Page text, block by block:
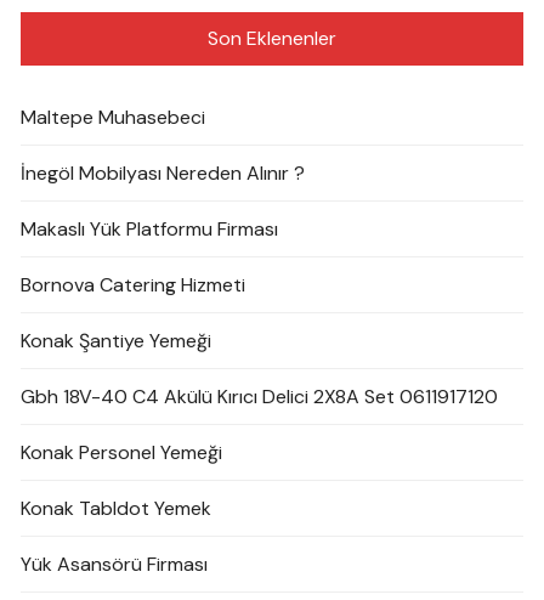
Son Eklenenler
Maltepe Muhasebeci
İnegöl Mobilyası Nereden Alınır ?
Makaslı Yük Platformu Firması
Bornova Catering Hizmeti
Konak Şantiye Yemeği
Gbh 18V-40 C4 Akülü Kırıcı Delici 2X8A Set 0611917120
Konak Personel Yemeği
Konak Tabldot Yemek
Yük Asansörü Firması